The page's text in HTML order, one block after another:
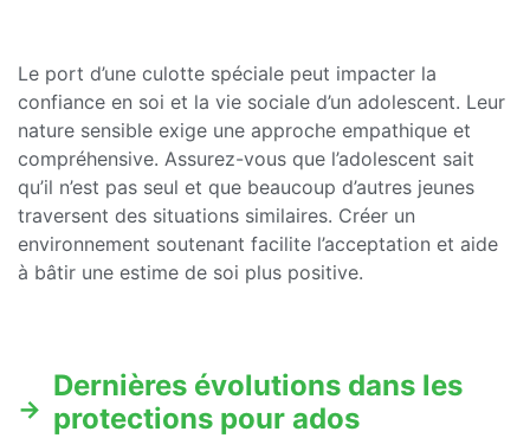
Le port d’une culotte spéciale peut impacter la
confiance en soi et la vie sociale d’un adolescent. Leur
nature sensible exige une approche empathique et
compréhensive. Assurez-vous que l’adolescent sait
qu’il n’est pas seul et que beaucoup d’autres jeunes
traversent des situations similaires. Créer un
environnement soutenant facilite l’acceptation et aide
à bâtir une estime de soi plus positive.
Dernières évolutions dans les
protections pour ados